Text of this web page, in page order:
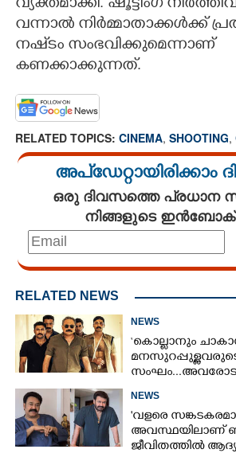
വ്യക്തമാക്കി. ഷൂട്ടിംഗ്
വന്നാൽ നിർമ്മാതാക്കൾക്ക്
നഷ്‌ടം സംഭവിക്കുമെന്നാണ്
കണക്കാക്കുന്നത്.
RELATED TOPICS: CINEMA, SHOOTING,
അപ്ഡേറ്റായിരിക്കാം
ഒരു ദിവസത്തെ പ്രധാന
നിങ്ങളുടെ
RELATED NEWS
NEWS
‘കൊല്ലാനും
NEWS
'വളരെ
അവസ്ഥയിലാണ്
ജീവിതത്തിൽ